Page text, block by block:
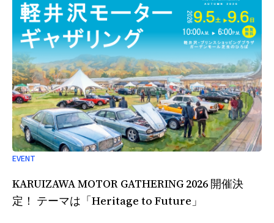
EVENT
KARUIZAWA MOTOR GATHERING 2026 開催決
定！ テーマは「Heritage to Future」